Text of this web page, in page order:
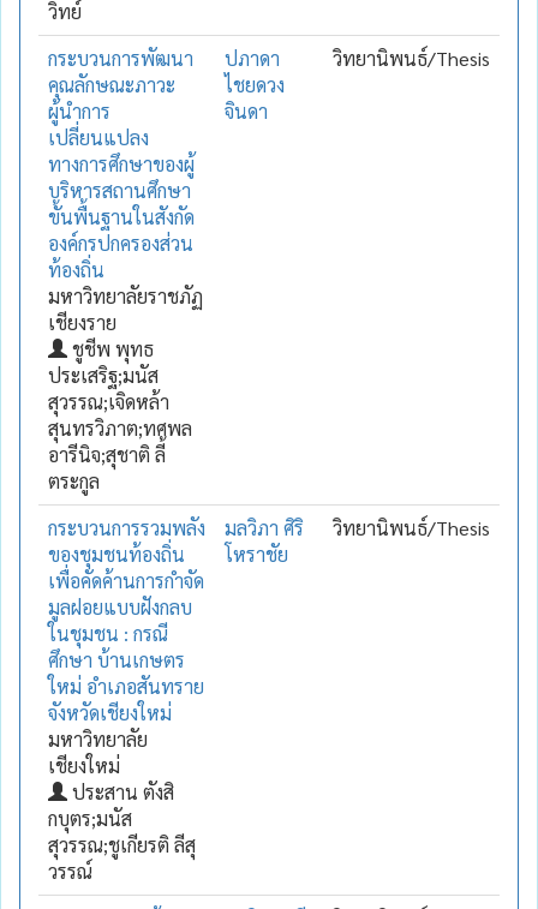
วิทย์
กระบวนการพัฒนา
คุณลักษณะภาวะ
ผู้นำการ
เปลี่ยนแปลง
ทางการศึกษาของผู้
บริหารสถานศึกษา
ขั้นพื้นฐานในสังกัด
องค์กรปกครองส่วน
ท้องถิ่น
มหาวิทยาลัยราชภัฏ
เชียงราย
ชูชีพ พุทธ
ประเสริฐ;มนัส
สุวรรณ;เจิดหล้า
สุนทรวิภาต;ทศพล
อารีนิจ;สุชาติ ลี้
ตระกูล
ปภาดา
ไชยดวง
จินดา
วิทยานิพนธ์/Thesis
กระบวนการรวมพลัง
ของชุมชนท้องถิ่น
เพื่อคัดค้านการกำจัด
มูลฝอยแบบฝังกลบ
ในชุมชน : กรณี
ศึกษา บ้านเกษตร
ใหม่ อำเภอสันทราย
จังหวัดเชียงใหม่
มหาวิทยาลัย
เชียงใหม่
ประสาน ตังสิ
กบุตร;มนัส
สุวรรณ;ชูเกียรติ ลีสุ
วรรณ์
มลวิภา ศิริ
โหราชัย
วิทยานิพนธ์/Thesis